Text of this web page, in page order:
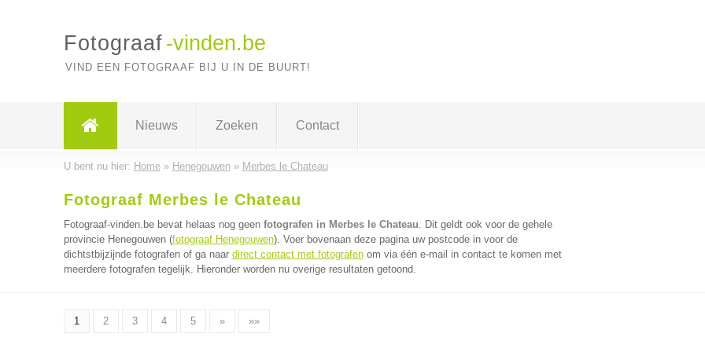
Fotograaf -vinden.be
VIND EEN FOTOGRAAF BIJ U IN DE BUURT!
Nieuws Zoeken Contact
U bent nu hier: Home» Henegouwen» Merbes le Chateau
Fotograaf Merbes le Chateau
Fotograaf-vinden.be bevat helaas nog geen fotografen in Merbes le Chateau. Dit geldt ook voor de gehele
provincie Henegouwen (fotograaf Henegouwen). Voer bovenaan deze pagina uw postcode in voor de
dichtstbijzijnde fotografen of ga naar direct contact met fotografenom via één e-mail in contact te komen met
meerdere fotografen tegelijk. Hieronder worden nu overige resultaten getoond.
1 2 3 4 5 » »»